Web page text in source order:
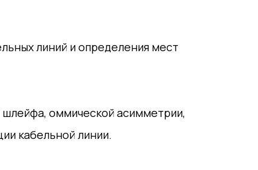
линий и определения мест
оммической асимметрии,
кабельной линии.